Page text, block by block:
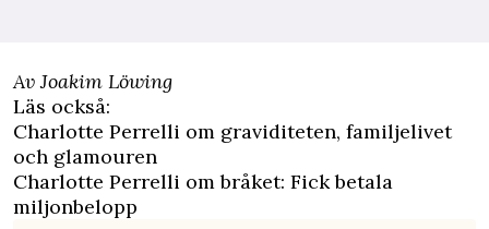
Av Joakim Löwing
Läs också:
Charlotte Perrelli om graviditeten, familjelivet
och glamouren
Charlotte Perrelli om bråket: Fick betala
miljonbelopp